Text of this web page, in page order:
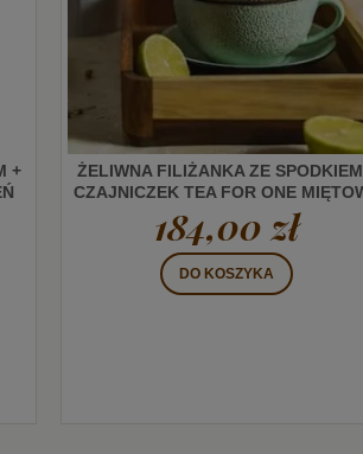
+
ŻELIWNA FILIŻANKA ZE
CZAJNICZEK TEA FOR ONE
184,00 zł
DO KOSZYKA